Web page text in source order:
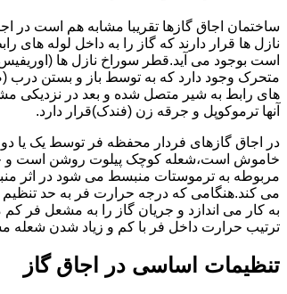
ساختمان اجاق گازها تقریبا مشابه هم است در
نازل ها قرار دارند که گاز را به داخل لوله های
است بوجود می آید.قطر سوراخ نازل ها
متحرک وجود دارد که به توسط باز و بستن درب
های رابط به شیر متصل شده و بعد در نزدیکی
آنها ترموکوپل و جرقه زن (فندک)قرار دارد.
در اجاق گازهای فردار محفظه فر توسط یک یا
خاموش است،شعله کوچک پیلوت روشن است و
مربوطه به ترموستات منبسط می شود در اثر
می کند.هنگامی که درجه حرارت فر به حد
به کار می اندازد و جریان گاز را به مشعل فر
ترتیب حرارت داخل فر با کم و زیاد شدن
تنظیمات اساسی در اجاق گاز